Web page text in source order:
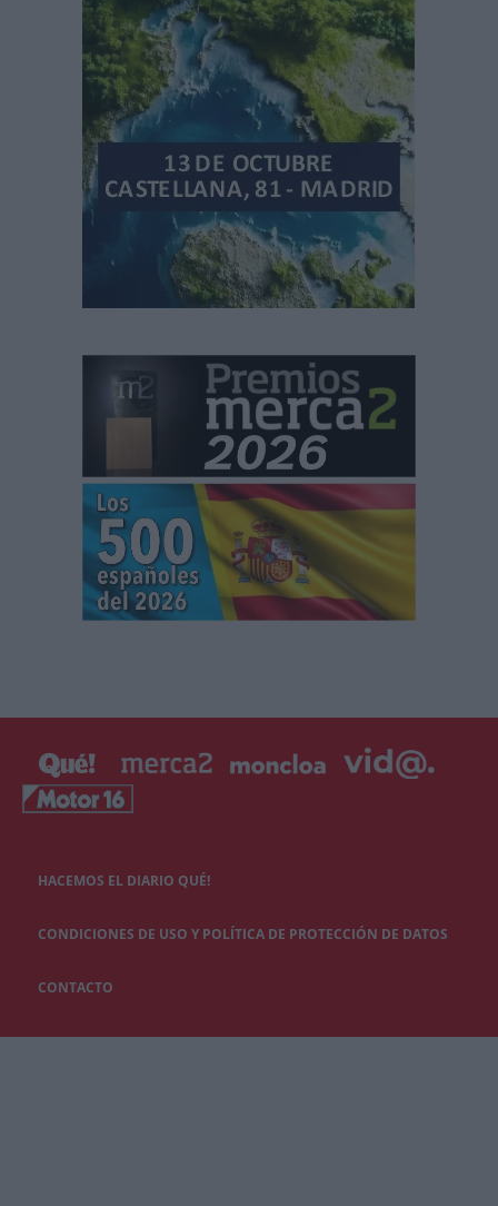
HACEMOS EL DIARIO QUÉ!
CONDICIONES DE USO Y POLÍTICA DE PROTECCIÓN DE DATOS
CONTACTO